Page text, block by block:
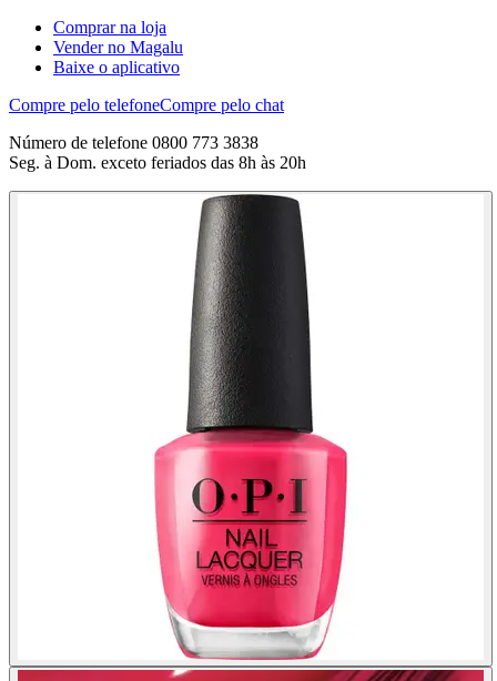
Comprar na loja
Vender no Magalu
Baixe o aplicativo
Compre pelo telefoneCompre pelo chat
Número de telefone 0800 773 3838
Seg. à Dom. exceto feriados das 8h às 20h